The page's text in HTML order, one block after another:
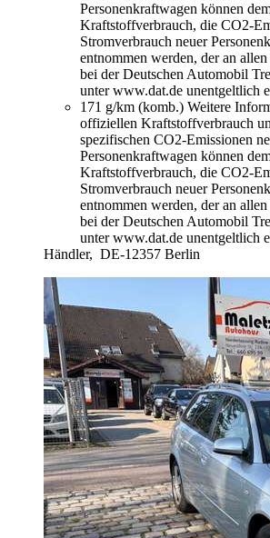
Personenkraftwagen können
Kraftstoffverbrauch, die CO2-
Stromverbrauch neuer
entnommen werden, der an
bei der Deutschen Automobil
unter www.dat.de unentgeltlich
171 g/km (komb.) Weitere
offiziellen Kraftstoffverbrauch
spezifischen CO2-Emissionen
Personenkraftwagen können
Kraftstoffverbrauch, die CO2-
Stromverbrauch neuer
entnommen werden, der an
bei der Deutschen Automobil
unter www.dat.de unentgeltlich
Händler, DE-12357 Berlin